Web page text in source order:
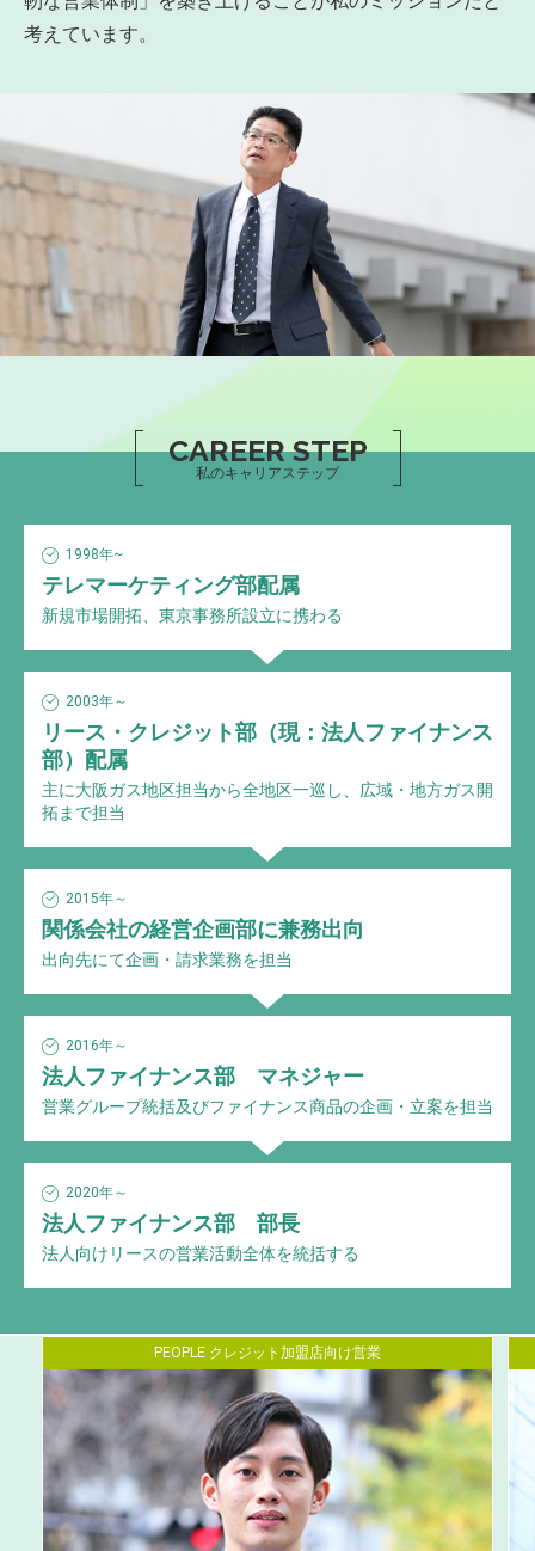
考えています。
CAREER STEP
私のキャリアステップ
1998年~
テレマーケティング部配属
新規市場開拓、東京事務所設立に携わる
2003年～
リース・クレジット部（現：法人ファイナンス
部）配属
主に大阪ガス地区担当から全地区一巡し、広域・地方ガス開
拓まで担当
2015年～
関係会社の経営企画部に兼務出向
出向先にて企画・請求業務を担当
2016年～
法人ファイナンス部 マネジャー
営業グループ統括及びファイナンス商品の企画・立案を担当
2020年～
法人ファイナンス部 部長
法人向けリースの営業活動全体を統括する
PEOPLE クレジット加盟店向け営業